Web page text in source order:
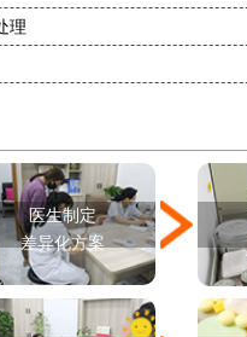
理
医生制定
差异化方案